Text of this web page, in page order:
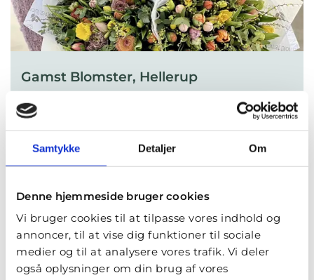
Samtykke Detaljer Om
Denne hjemmeside bruger cookies
Vi bruger cookies til at tilpasse vores indhold og
annoncer, til at vise dig funktioner til sociale
medier og til at analysere vores trafik. Vi deler
også oplysninger om din brug af vores
Gamst Blomster, Hellerup
Strandvejen 64A
2900 Hellerup
53 66 24 57
hellerup@gamstblomster.dk
LÆS MERE